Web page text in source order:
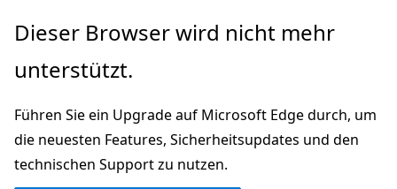
Zu
wechseln
Dieser Browser wird nicht mehr
unterstützt.
Führen Sie ein Upgrade auf Microsoft Edge durch, um
die neuesten Features, Sicherheitsupdates und den
technischen Support zu nutzen.